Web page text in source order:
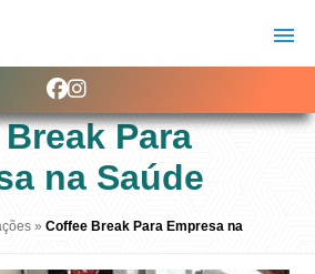
Para
na Saúde
» Coffee Break Para Empresa na